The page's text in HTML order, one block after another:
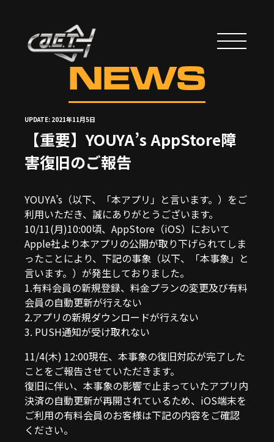
NEWS
UPDATE: 2021年11月5日
【重要】YOUYA’s AppStore障
害復旧のご報告
YOUYA’s（以下、「本アプリ」と言います。）をご
利用いただき、誠にありがとうございます。
10/11(月)10:00頃、AppStore（iOS）において
Apple社より本アプリの公開が取り下げられてしま
ったことにより、下記の事象（以下、「本事象」と
言います。）が発生しておりました。
1.有料会員の新規登録、料金プランの変更及び有料
会員の自動更新が行えない
2.アプリの新規ダウンロードが行えない
3. PUSH通知が受け取れない
11/4(木) 12:00現在、本事象の復旧対応が完了した
ことをご報告させていただきます。
復旧に伴い、本事象の影響で止まっていたアプリ内
決済の自動更新が再開されているため、iOS端末を
ご利用の有料会員のお客様は下記の内容をご確認
ください。